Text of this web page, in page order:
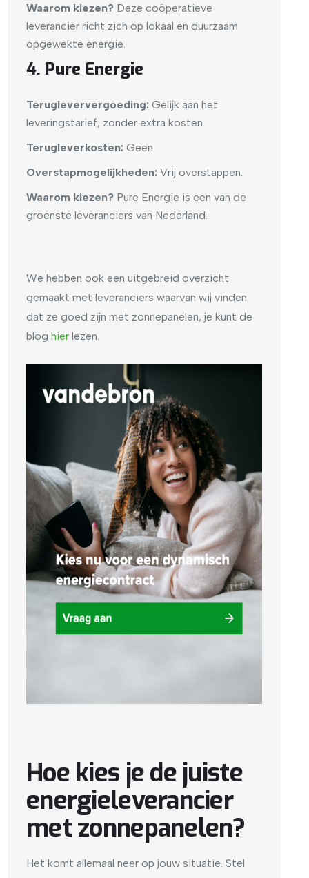
Waarom kiezen? Deze coöperatieve
leverancier richt zich op lokaal en duurzaam
opgewekte energie.
4. Pure Energie
Terugleververgoeding: Gelijk aan het
leveringstarief, zonder extra kosten.
Terugleverkosten: Geen.
Overstapmogelijkheden: Vrij overstappen.
Waarom kiezen? Pure Energie is een van de
groenste leveranciers van Nederland.
We hebben ook een uitgebreid overzicht
gemaakt met leveranciers waarvan wij vinden
dat ze goed zijn met zonnepanelen, je kunt de
blog hier lezen.
Hoe kies je de juiste
energieleverancier
met zonnepanelen?
Het komt allemaal neer op jouw situatie. Stel